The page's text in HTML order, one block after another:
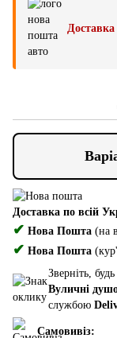
Доставка
Доставка по всій
✔ Нова Пошта (на
✔ Нова Пошта
Зверніть,
Вуличні
службою
Самовивіз: